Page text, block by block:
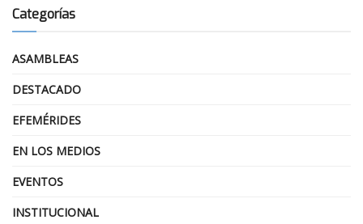
Categorías
ASAMBLEAS
DESTACADO
EFEMÉRIDES
EN LOS MEDIOS
EVENTOS
INSTITUCIONAL